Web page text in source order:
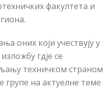
факултета и
оних који учествују у
гдје се
техничком страном
групе на актуелне теме